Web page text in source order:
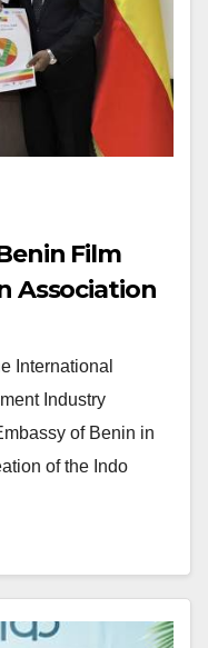
Film
Association
International
Industry
of Benin in
of the Indo